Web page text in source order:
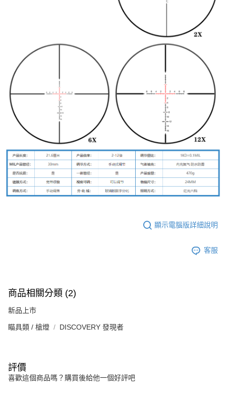
顯示電腦版詳細說明
客服
商品相關分類 (2)
新品上市
瞄具類 / 槍燈 DISCOVERY 發現者
評價
喜歡這個商品嗎？購買後給他一個好評吧